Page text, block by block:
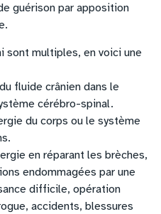
guérison par apposition
sont multiples, en voici une
fluide crânien dans le
cérébro-spinal.
du corps ou le système
en réparant les brèches,
endommagées par une
difficile, opération
accidents, blessures